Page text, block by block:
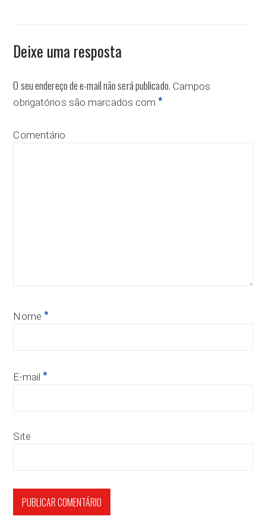
Deixe uma resposta
O seu endereço de e-mail não será publicado. Campos
obrigatórios são marcados com *
Comentário
Nome *
E-mail *
Site